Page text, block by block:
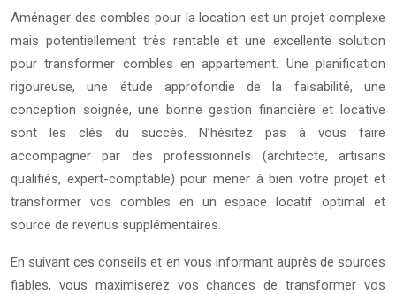
Aménager des combles pour la location est un projet complexe
mais potentiellement très rentable et une excellente solution
pour transformer combles en appartement. Une planification
rigoureuse, une étude approfondie de la faisabilité, une
conception soignée, une bonne gestion financière et locative
sont les clés du succès. N’hésitez pas à vous faire
accompagner par des professionnels (architecte, artisans
qualifiés, expert-comptable) pour mener à bien votre projet et
transformer vos combles en un espace locatif optimal et
source de revenus supplémentaires.
En suivant ces conseils et en vous informant auprès de sources
fiables, vous maximiserez vos chances de transformer vos